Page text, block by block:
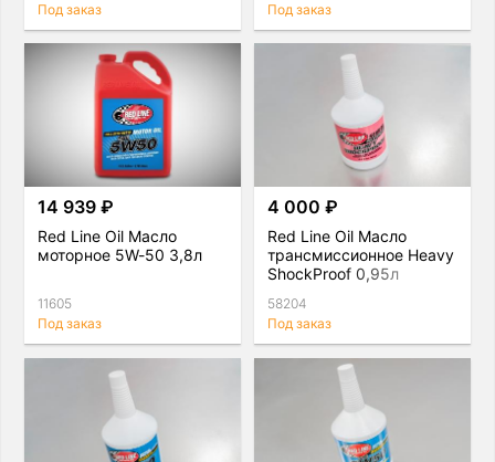
Под заказ Под заказ
14 939 ₽
Red Line Oil Масло
моторное 5W-50 3,8л
11605
Под заказ
4 000 ₽
Red Line Oil Масло
трансмиссионное Heavy
ShockProof 0,95л
58204
Под заказ